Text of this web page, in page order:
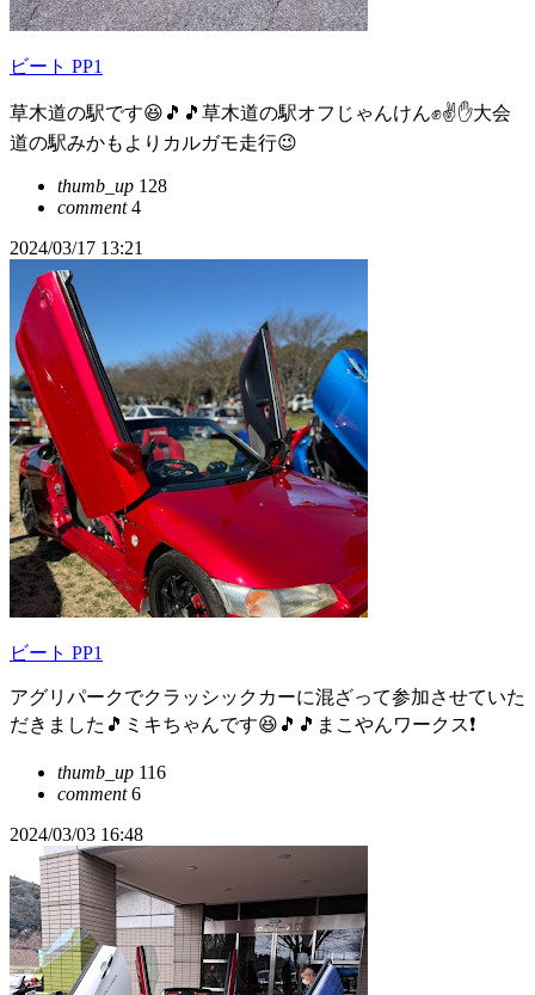
ビート PP1
草木道の駅です😆🎵🎵草木道の駅オフじゃんけん✊✌️✋大会
道の駅みかもよりカルガモ走行😉
thumb_up 128
comment4
2024/03/17 13:21
ビート PP1
アグリパークでクラッシックカーに混ざって参加させていた
だきました🎵ミキちゃんです😆🎵🎵まこやんワークス❗
thumb_up 116
comment6
2024/03/03 16:48